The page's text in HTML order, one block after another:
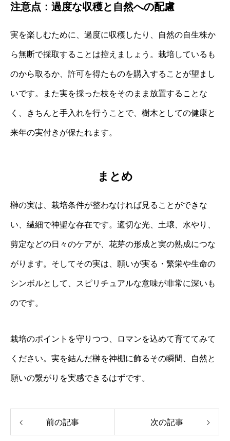
注意点：過度な収穫と自然への配慮
実を楽しむために、過度に収穫したり、自然の自生株か
ら無断で採取することは控えましょう。栽培しているも
のから取るか、許可を得たものを購入することが望まし
いです。また実を採った枝をそのまま放置することな
く、きちんと手入れを行うことで、樹木としての健康と
来年の実付きが保たれます。
まとめ
榊の実は、栽培条件が整わなければ見ることができな
い、繊細で神聖な存在です。適切な光、土壌、水やり、
剪定などの日々のケアが、花芽の形成と実の熟成につな
がります。そしてその実は、願いが実る・繁栄や生命の
シンボルとして、スピリチュアルな意味が非常に深いも
のです。
栽培のポイントを守りつつ、ロマンを込めて育ててみて
ください。実を結んだ榊を神棚に飾るその瞬間、自然と
願いの繋がりを実感できるはずです。
前の記事 次の記事